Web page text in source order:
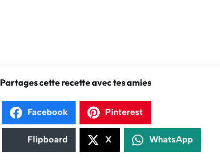
Partages cette recette avec tes amies
Facebook Pinterest
Flipboard X WhatsApp